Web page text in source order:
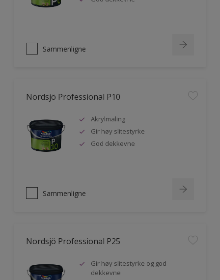
Sammenligne
Nordsjö Professional P10
Akrylmaling
Gir høy slitestyrke
God dekkevne
Sammenligne
Nordsjö Professional P25
Gir høy slitestyrke og god
dekkevne